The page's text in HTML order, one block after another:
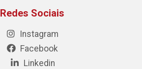
Redes Sociais
Instagram
Facebook
Linkedin